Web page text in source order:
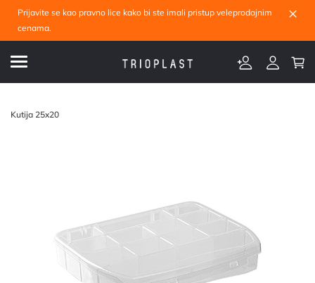
Prijavite se kao pravno lice kako bi ste imali pristup veleprodajnim
cenama.
×
Kutija 25x20